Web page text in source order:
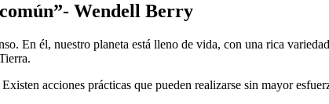
Wendell Berry
En él, nuestro planeta está lleno de vida, con una rica
acciones prácticas que pueden realizarse sin mayor